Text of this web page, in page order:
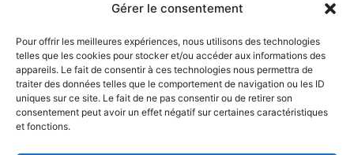
Gérer le consentement
Pour offrir les meilleures expériences, nous utilisons des technologies
telles que les cookies pour stocker et/ou accéder aux informations des
appareils. Le fait de consentir à ces technologies nous permettra de
traiter des données telles que le comportement de navigation ou les ID
uniques sur ce site. Le fait de ne pas consentir ou de retirer son
consentement peut avoir un effet négatif sur certaines caractéristiques
et fonctions.